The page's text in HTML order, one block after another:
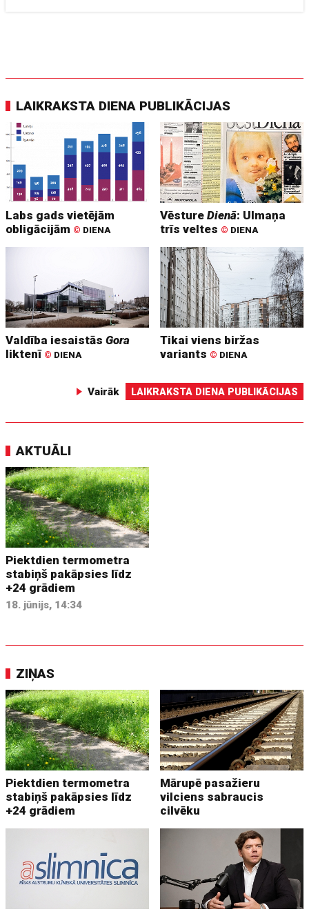
LAIKRAKSTA DIENA PUBLIKĀCIJAS
Labs gads vietējām
obligācijām © DIENA
VēstureDienā: Ulmaņa
trīs veltes © DIENA
Valdība iesaistāsGora
liktenī © DIENA
Tikai viens biržas
variants © DIENA
Vairāk LAIKRAKSTA DIENA PUBLIKĀCIJAS
AKTUĀLI
Piektdien termometra
stabiņš pakāpsies līdz
+24 grādiem
18. jūnijs, 14:34
ZIŅAS
Piektdien termometra
stabiņš pakāpsies līdz
+24 grādiem
Mārupē pasažieru
vilciens sabraucis
cilvēku